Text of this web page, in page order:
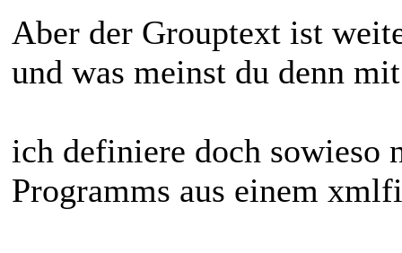
Aber der Grouptext ist
und was meinst du denn
ich definiere doch sowieso
Programms aus einem